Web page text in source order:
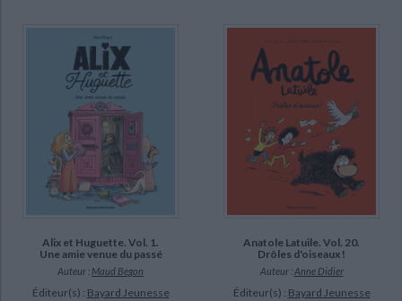
Alix et Huguette. Vol. 1.
Une amie venue du passé
Auteur : Maud Begon
Éditeur(s) : Bayard Jeunesse
Anatole Latuile. Vol. 20.
Drôles d'oiseaux !
Auteur :Anne Didier
Éditeur(s) : Bayard Jeunesse